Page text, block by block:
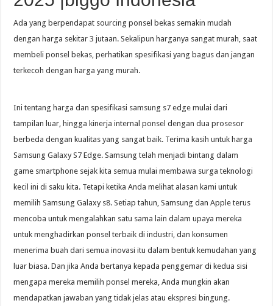
Ada yang berpendapat sourcing ponsel bekas semakin mudah
dengan harga sekitar 3 jutaan. Sekalipun harganya sangat murah, saat
membeli ponsel bekas, perhatikan spesifikasi yang bagus dan jangan
terkecoh dengan harga yang murah.
Ini tentang harga dan spesifikasi samsung s7 edge mulai dari
tampilan luar, hingga kinerja internal ponsel dengan dua prosesor
berbeda dengan kualitas yang sangat baik. Terima kasih untuk harga
Samsung Galaxy S7 Edge. Samsung telah menjadi bintang dalam
game smartphone sejak kita semua mulai membawa surga teknologi
kecil ini di saku kita. Tetapi ketika Anda melihat alasan kami untuk
memilih Samsung Galaxy s8. Setiap tahun, Samsung dan Apple terus
mencoba untuk mengalahkan satu sama lain dalam upaya mereka
untuk menghadirkan ponsel terbaik di industri, dan konsumen
menerima buah dari semua inovasi itu dalam bentuk kemudahan yang
luar biasa. Dan jika Anda bertanya kepada penggemar di kedua sisi
mengapa mereka memilih ponsel mereka, Anda mungkin akan
mendapatkan jawaban yang tidak jelas atau ekspresi bingung.